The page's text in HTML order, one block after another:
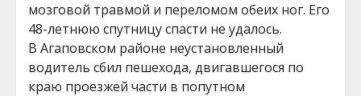
мозговой травмой и переломом обеих ног. Его
48-летнюю спутницу спасти не удалось.
В Агаповском районе неустановленный
водитель сбил пешехода, двигавшегося по
краю проезжей части в попутном